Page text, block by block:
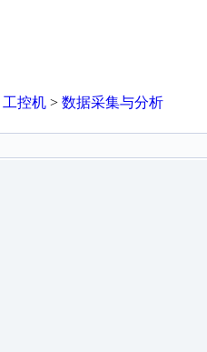
工控机 > 数据采集与分析